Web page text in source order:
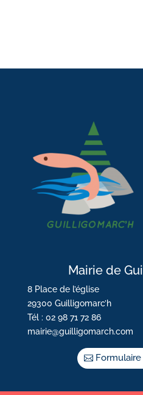
Mairie de
8 Place de l’église
29300 Guilligomarc’h
Tél : 02 98 71 72 86
mairie@guilligomarch.com